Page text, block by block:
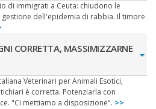
di immigrati a Ceuta: chiudono le
gestione dell'epidemia di rabbia. Il timore
CORRETTA, MASSIMIZZARNE
Veterinari per Animali Esotici,
è corretta. Potenziarla con
"Ci mettiamo a disposizione". >>